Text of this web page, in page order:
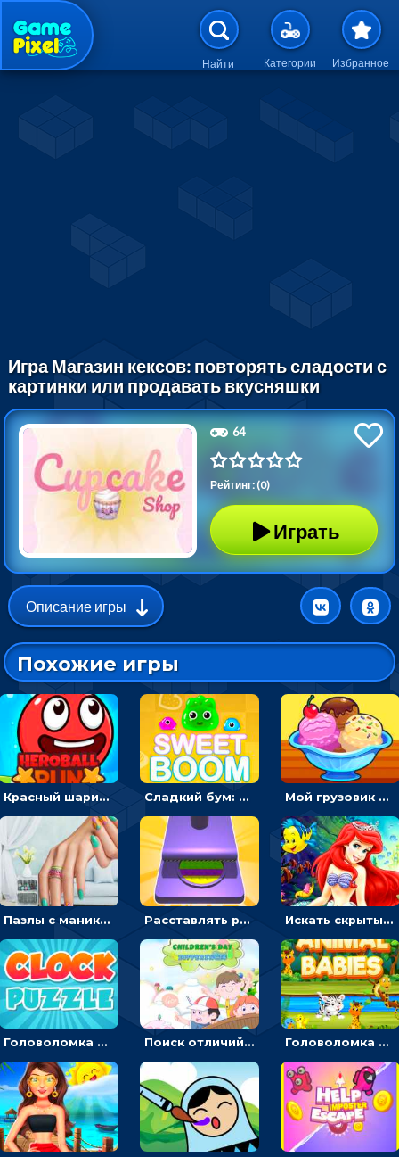
Перейти к основному
Найти Категории Избранное
Игра Магазин кексов: повторять сладости с
картинки или продавать вкусняшки
64
Рейтинг: (0)
Играть
Описание игры
Похожие игры
Красный шарик-герой в бегах: прыгать, чтобы избегать препятствий Сладкий бум: тапнуть, чтобы взорвать желейки - головоломка Мой грузовик с мороженным: принимать заказы и готовить десерты
Пазлы с маникюром: собери идеальный рисунок для ногтей Расставлять резиновые кубики, чтобы делать поп-ит - гиперказуальные Искать скрытый алфавит на картинках с мультяшными героями - головоломка для детей
Головоломка с часами для детей: читать время по циферблату Поиск отличий на картинках с детьми - головоломка Головоломка Звери-малыши: открывай карточки по очереди, чтобы найти одинаковые